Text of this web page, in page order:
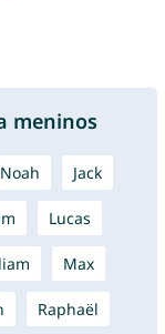
meninos
Noah Jack
Lucas
Max
Raphaël